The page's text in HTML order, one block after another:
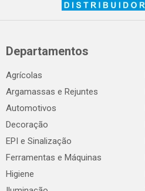
Departamentos
Agrícolas
Argamassas e Rejuntes
Automotivos
Decoração
EPI e Sinalização
Ferramentas e Máquinas
Higiene